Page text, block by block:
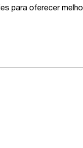
para oferecer